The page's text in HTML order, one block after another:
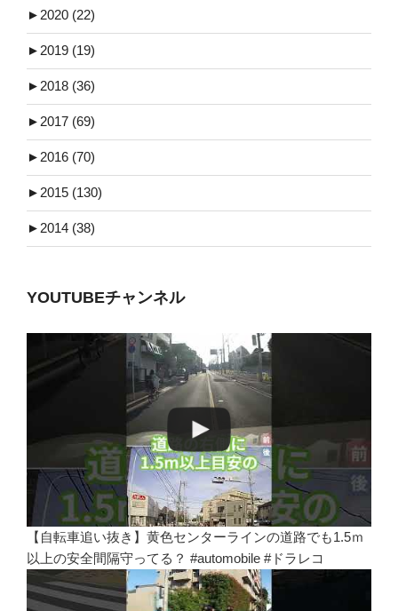
► 2020 (22)
► 2019 (19)
► 2018 (36)
► 2017 (69)
► 2016 (70)
► 2015 (130)
► 2014 (38)
YOUTUBEチャンネル
【自転車追い抜き】黄色センターラインの道路でも1.5ｍ
以上の安全間隔守ってる？ #automobile #ドラレコ